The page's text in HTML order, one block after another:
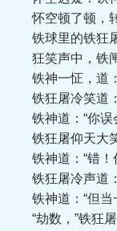
怀空顿了顿，转
铁球里的铁狂屠
狂笑声中，铁闸
铁神一怔，道：
铁狂屠冷笑道：“
铁神道：“你误会
铁狂屠仰天大笑
铁神道：“错！
铁狂屠冷声道：“
铁神道：“但当一
“劫数，”铁狂屠